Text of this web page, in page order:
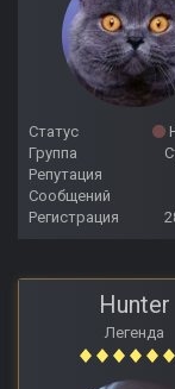
Статус
Группа
Репутация
Сообщений
Регистрация
Hunter
Легенда